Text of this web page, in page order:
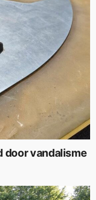
door vandalisme